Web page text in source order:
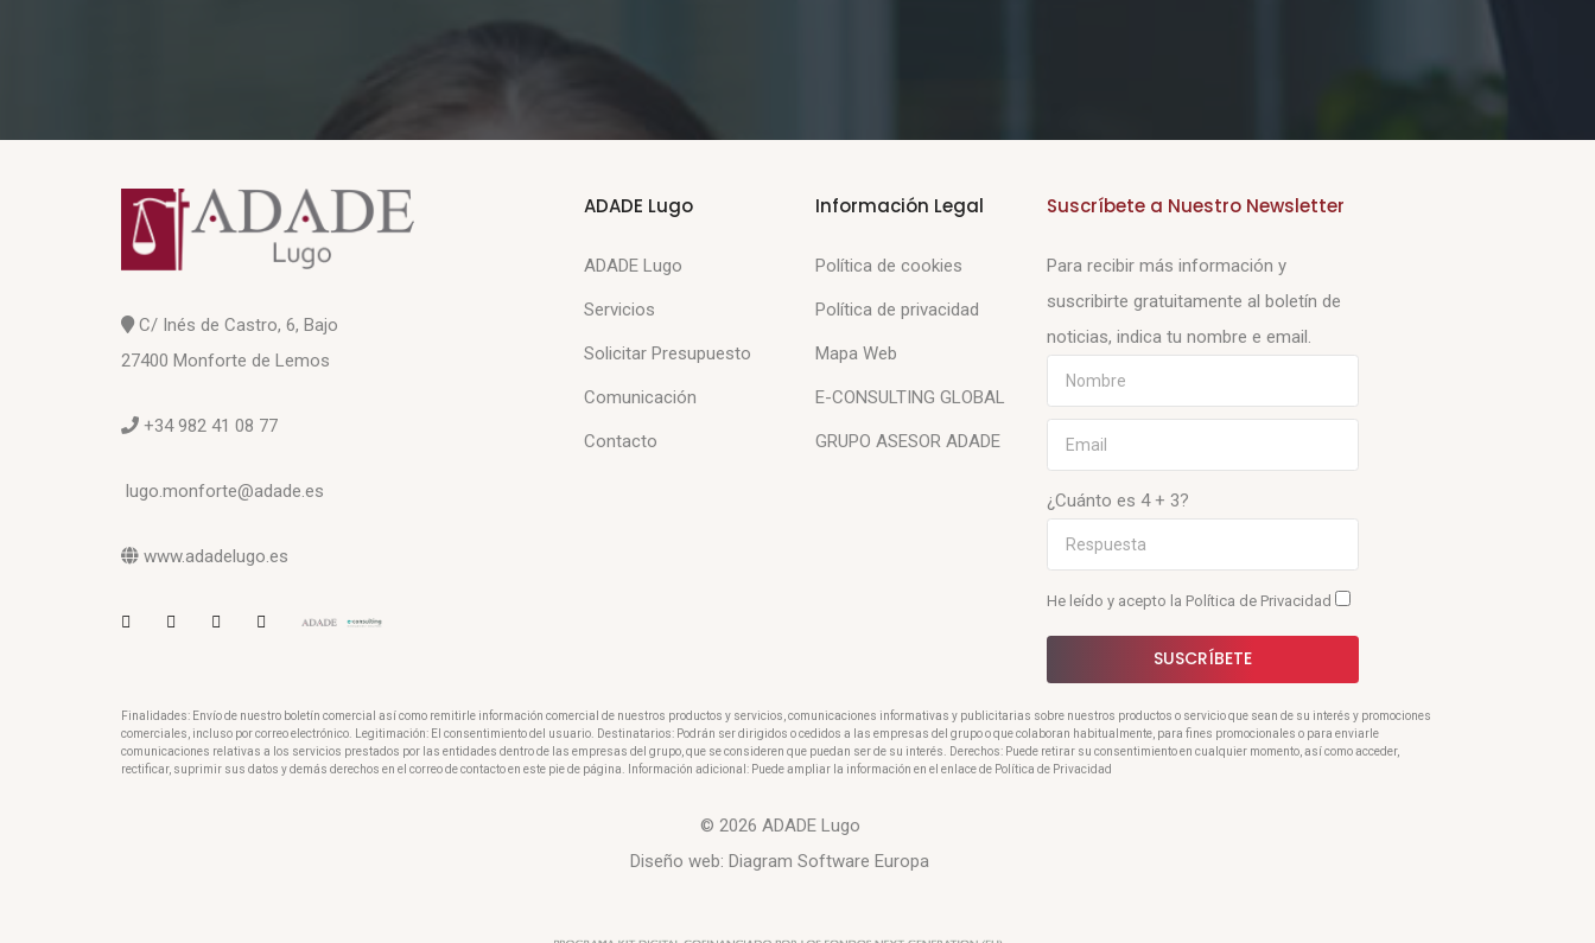
C/ Inés de Castro, 6, Bajo
27400 Monforte de Lemos
+34 982 41 08 77
lugo.monforte@adade.es
www.adadelugo.es
ADADE Lugo
ADADE Lugo
Servicios
Solicitar Presupuesto
Comunicación
Contacto
Información Legal
Política de cookies
Política de privacidad
Mapa Web
E-CONSULTING GLOBAL
GRUPO ASESOR ADADE
Suscríbete a Nuestro Newsletter
Para recibir más información y
suscribirte gratuitamente al boletín de
noticias, indica tu nombre e email.
¿Cuánto es 4 + 3?
He leído y acepto la Política de Privacidad
SUSCRÍBETE
Finalidades: Envío de nuestro boletín comercial así como remitirle información comercial de nuestros productos y servicios, comunicaciones informativas y publicitarias sobre nuestros productos o servicio que sean de su interés y promociones
comerciales, incluso por correo electrónico. Legitimación: El consentimiento del usuario. Destinatarios: Podrán ser dirigidos o cedidos a las empresas del grupo o que colaboran habitualmente, para fines promocionales o para enviarle
comunicaciones relativas a los servicios prestados por las entidades dentro de las empresas del grupo, que se consideren que puedan ser de su interés. Derechos: Puede retirar su consentimiento en cualquier momento, así como acceder,
rectificar, suprimir sus datos y demás derechos en el correo de contacto en este pie de página. Información adicional: Puede ampliar la información en el enlace de Política de Privacidad
© 2026 ADADE Lugo
Diseño web: Diagram Software Europa